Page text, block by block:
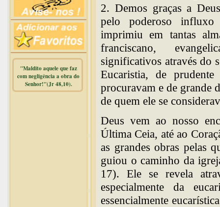
"Maldito aquele que faz
com negligência a obra do
Senhor!"(Jr 48,10).
/home/dicionar/public_html/online.php
/home/dicionar/public_html/online.php
2. Demos graças a
pelo poderoso
imprimiu em tantas
franciscano,
significativos através do
Eucaristia, de
procuravam e de grande
de quem ele se
Deus vem ao nosso
Última Ceia, até ao
as grandes obras pelas
guiou o caminho da
17). Ele se revela
especialmente da
essencialmente